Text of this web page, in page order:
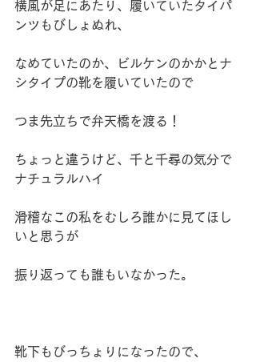
横風が足にあたり、履いていたタイパ
ンツもびしょぬれ、
なめていたのか、ビルケンのかかとナ
シタイプの靴を履いていたので
つま先立ちで弁天橋を渡る！
ちょっと違うけど、千と千尋の気分で
ナチュラルハイ
滑稽なこの私をむしろ誰かに見てほし
いと思うが
振り返っても誰もいなかった。
靴下もびっちょりになったので、